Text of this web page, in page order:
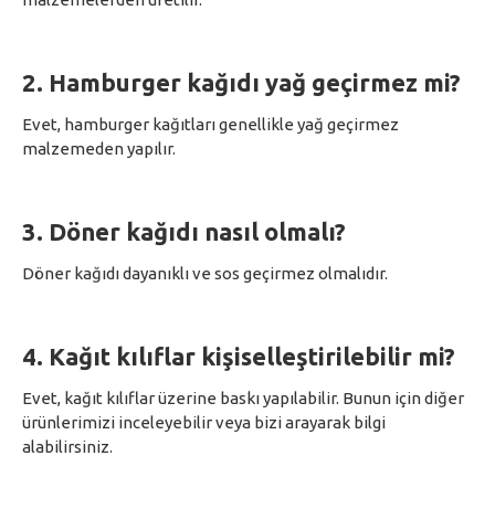
2. Hamburger kağıdı yağ geçirmez mi?
Evet, hamburger kağıtları genellikle yağ geçirmez
malzemeden yapılır.
3. Döner kağıdı nasıl olmalı?
Döner kağıdı dayanıklı ve sos geçirmez olmalıdır.
4. Kağıt kılıflar kişiselleştirilebilir mi?
Evet, kağıt kılıflar üzerine baskı yapılabilir. Bunun için diğer
ürünlerimizi inceleyebilir veya bizi arayarak bilgi
alabilirsiniz.